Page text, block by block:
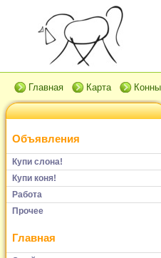
Главная Карта
Объявления
Купи слона!
Купи коня!
Работа
Прочее
Главная